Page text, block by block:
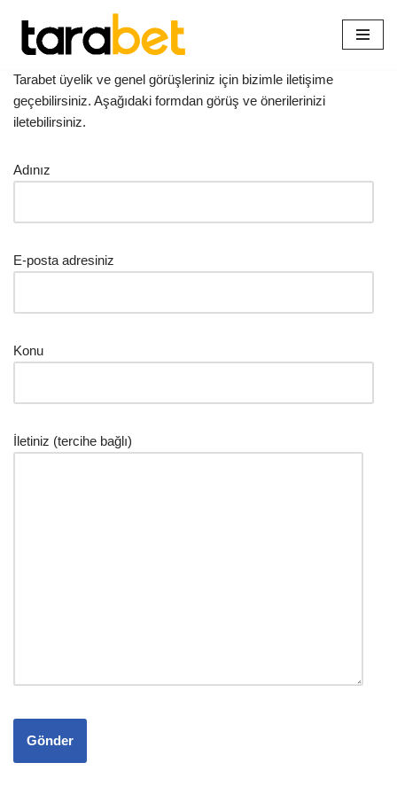
İçeriğe
Tarabet üyelik ve genel görüşleriniz için bizimle iletişime
geçebilirsiniz. Aşağıdaki formdan görüş ve önerilerinizi
iletebilirsiniz.
Adınız
E-posta adresiniz
Konu
İletiniz (tercihe bağlı)